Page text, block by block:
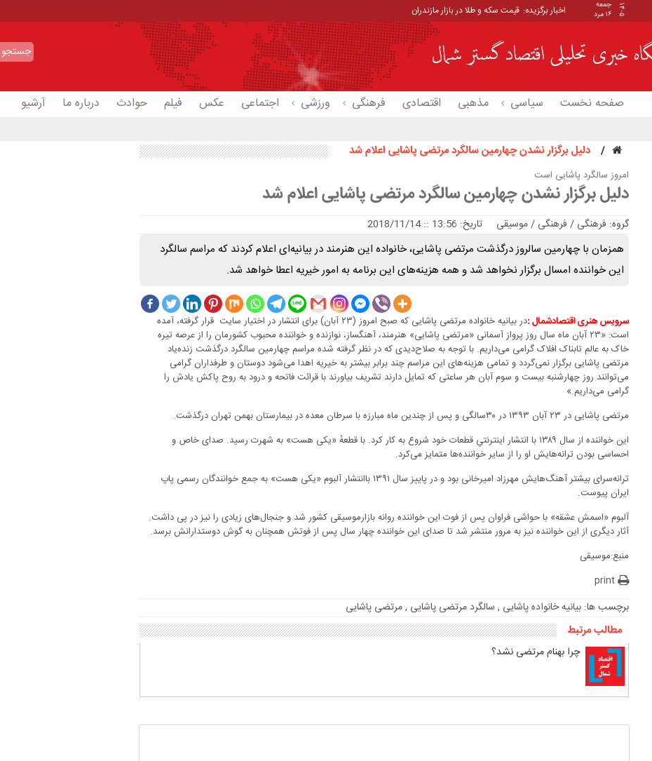
۱۴۰۵
جمعه
۱۶ مرد
اخبار برگزیده: قیمت سکه و طلا در بازار مازندران
صفحه نخست سیاسی مذهبی اقتصادی فرهنگی ورزشی اجتماعی عکس فیلم حوادث درباره ما آرشیو
دلیل برگزار نشدن چهارمین سالگرد مرتضی پاشایی اعلام شد
امروز سالگرد پاشایی است
دلیل برگزار نشدن چهارمین سالگرد مرتضی پاشایی اعلام شد
گروه: فرهنگی / فرهنگی / موسیقی تاریخ: 13:56 :: 2018/11/14
همزمان با چهارمین سالروز درگذشت مرتضی پاشایی، خانواده این هنرمند در بیانیه‌ای اعلام کردند که مراسم سالگرد
این خواننده امسال برگزار نخواهد شد و همه هزینه‌های این برنامه به امور خیریه اعطا خواهد شد.
سرویس هنری اقتصادشمال :
در بیانیه خانواده مرتضی پاشایی که صبح امروز (۲۳ آبان) برای انتشار در اختیار سایت قرار گرفته، آمده
است: «۲۳ آبان ماه سال روز پرواز آسمانی «مرتضی پاشایی» هنرمند، آهنگساز، نوازنده و خواننده محبوب کشورمان را از عرصه تیره
خاک به عالم تابناک افلاک گرامی می‌داریم. با توجه به صلاح‌دیدی که در نظر گرفته شده مراسم چهارمین سالگرد درگذشت زنده‌یاد
مرتضی پاشایی برگزار نمی‌گردد و تمامی هزینه‌های این مراسم چند برابر بیشتر به خیریه اهدا می‌شود دوستان و طرفداران گرامی
می‌توانند روز چهارشنبه بیست و سوم آبان هر ساعتی که تمایل دارند تشریف بیاورند با قرائت فاتحه و درود به روح پاکش یادش را
گرامی می‌داریم.»
مرتضی پاشایی در ۲۳ آبان ۱۳۹۳ در ۳۰سالگی و پس از چندین ماه مبارزه با سرطان معده در بیمارستان بهمن تهران درگذشت.
این خواننده از سال ۱۳۸۹ با انتشار اینترنتیِ قطعات خود شروع به کار کرد. با قطعهٔ «یکی هست» به شهرت رسید. صدای خاص و
احساسی بودن ترانه‌هایش او را از سایر خواننده‌ها متمایز می‌کرد.
ترانه‌سرای بیشتر آهنگ‌هایش مهرزاد امیرخانی بود و در پاییز سال ۱۳۹۱ باانتشار آلبوم «یکی هست» به جمع خوانندگان رسمی پاپ
ایران پیوست.
آلبوم «اسمش عشقه» با حواشی فراوان پس از فوت این خواننده روانه بازارموسیقی کشور شد و جنجال‌های زیادی را نیز در پی داشت.
آثار دیگری از این خواننده نیز به مرور منتشر شد تا صدای این خواننده چهار سال پس از فوتش همچنان به گوش دوستدارانش برسد.
منبع:موسیقی
print
برچسب ها:بیانیه خانواده پاشایی , سالگرد مرتضی پاشایی ,مرتضی پاشایی
مطالب مرتبط
چرا بهنام مرتضی نشد؟